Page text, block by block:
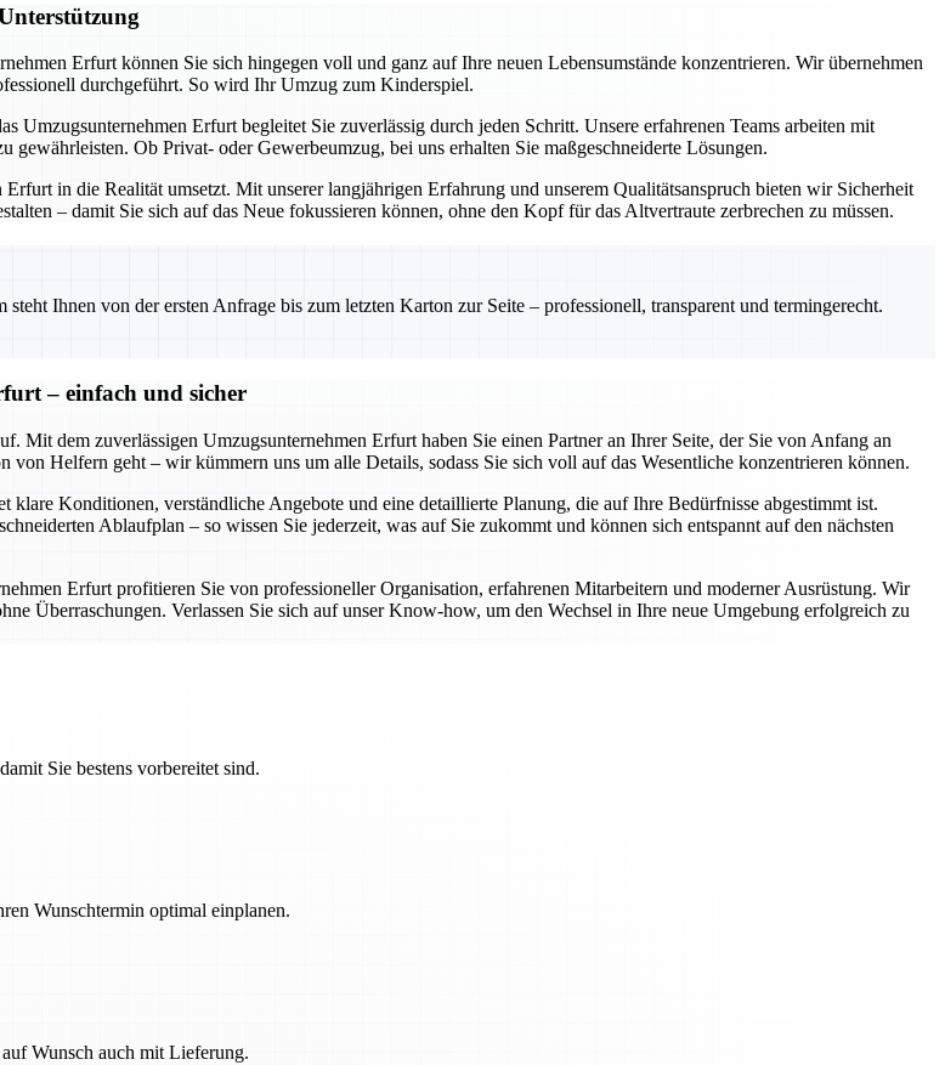
Erfurt können Sie sich hingegen voll und ganz auf Ihre neuen Lebensumstände konzentrieren. Wir übernehmen
durchgeführt. So wird Ihr Umzug zum Kinderspiel.
Umzugsunternehmen Erfurt begleitet Sie zuverlässig durch jeden Schritt. Unsere erfahrenen Teams arbeiten mit
Ob Privat- oder Gewerbeumzug, bei uns erhalten Sie maßgeschneiderte Lösungen.
in die Realität umsetzt. Mit unserer langjährigen Erfahrung und unserem Qualitätsanspruch bieten wir Sicherheit
– damit Sie sich auf das Neue fokussieren können, ohne den Kopf für das Altvertraute zerbrechen zu müssen.
Ihnen von der ersten Anfrage bis zum letzten Karton zur Seite – professionell, transparent und termingerecht.
– einfach und sicher
Mit dem zuverlässigen Umzugsunternehmen Erfurt haben Sie einen Partner an Ihrer Seite, der Sie von Anfang an
Helfern geht – wir kümmern uns um alle Details, sodass Sie sich voll auf das Wesentliche konzentrieren können.
Konditionen, verständliche Angebote und eine detaillierte Planung, die auf Ihre Bedürfnisse abgestimmt ist.
Ablaufplan – so wissen Sie jederzeit, was auf Sie zukommt und können sich entspannt auf den nächsten
Erfurt profitieren Sie von professioneller Organisation, erfahrenen Mitarbeitern und moderner Ausrüstung. Wir
Überraschungen. Verlassen Sie sich auf unser Know-how, um den Wechsel in Ihre neue Umgebung erfolgreich zu
Sie bestens vorbereitet sind.
Wunschtermin optimal einplanen.
Wunsch auch mit Lieferung.